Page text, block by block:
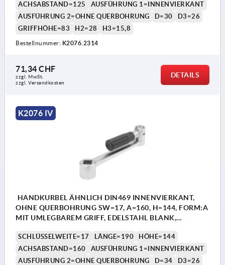
ACHSABSTAND=125
AUSFÜHRUNG 1=INNENVIERKANT
AUSFÜHRUNG 2=OHNE QUERBOHRUNG
D=30
D3=26
GRIFFHÖHE=83
H2=28 H3=15,8
Bestellnummer: K2076.2314
71,34 CHF
zzgl. MwSt.
zzgl. Versandkosten
DETAILS
K2076 IV
HANDKURBEL ÄHNLICH DIN469 INNENVIERKANT,
OHNE QUERBOHRUNG SW=17, A=160, H=144, FORM:A
MIT UMLEGBAREM GRIFF, EDELSTAHL BLANK,
SCHLÜSSELWEITE=17 LÄNGE=190
HÖHE=144
ACHSABSTAND=160
AUSFÜHRUNG 1=INNENVIERKANT
AUSFÜHRUNG 2=OHNE QUERBOHRUNG
D=34
D3=26